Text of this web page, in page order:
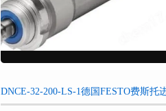
DNCE-32-200-LS-1德国FESTO费斯托进